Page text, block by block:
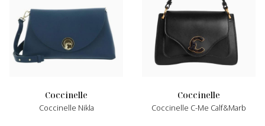
coccinelle
Coccinelle Nikla
coccinelle
Coccinelle C-Me Calf&marb